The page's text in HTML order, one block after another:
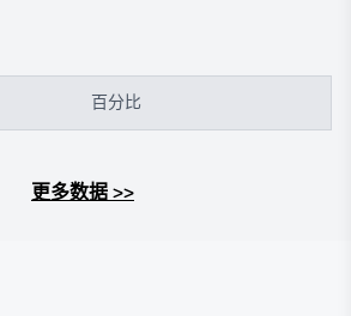
百分比
更多数据>>